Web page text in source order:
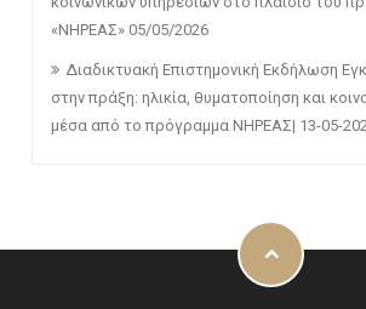
«ΝΗΡΕΑΣ» 05/05/2026
Διαδικτυακή Επιστημονική Εκδήλωση
στην πράξη: ηλικία, θυματοποίηση και
μέσα από το πρόγραμμα ΝΗΡΕΑΣ| 13-05-